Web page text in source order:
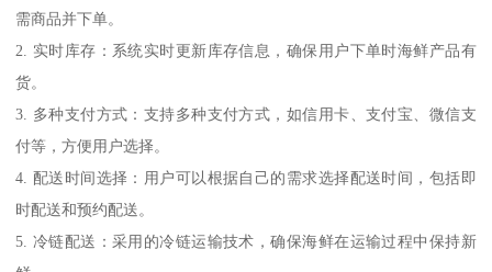
需商品并下单。
2. 实时库存：系统实时更新库存信息，确保用户下单时海鲜产品有
货。
3. 多种支付方式：支持多种支付方式，如信用卡、支付宝、微信支
付等，方便用户选择。
4. 配送时间选择：用户可以根据自己的需求选择配送时间，包括即
时配送和预约配送。
5. 冷链配送：采用的冷链运输技术，确保海鲜在运输过程中保持新